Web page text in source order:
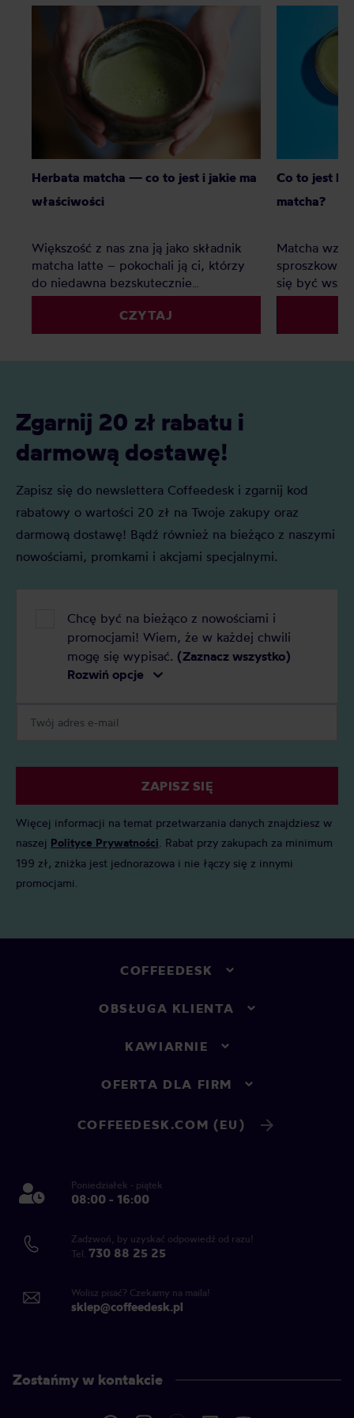
Herbata matcha — co to jest i jakie ma
właściwości
Większość z nas zna ją jako składnik
matcha latte – pokochali ją ci, którzy
do niedawna bezskutecznie
poszukiwali ciekawej alternatywy dla
mlecznych kaw. Matcha to jednak o
wiele więcej – jak prawdziwa
CZYTAJ
Co to jest
matcha?
Matcha
się być
specialty.
Zgarnij 20 zł rabatu i
darmową dostawę!
Zapisz się do newslettera Coffeedesk i zgarnij kod
rabatowy o wartości 20 zł na Twoje zakupy oraz
darmową dostawę! Bądź również na bieżąco z naszymi
nowościami, promkami i akcjami specjalnymi.
Chcę być na bieżąco z nowościami i
promocjami! Wiem, że w każdej chwili
mogę się wypisać. (Zaznacz wszystko)
Rozwiń opcje
ZAPISZ SIĘ
Więcej informacji na temat przetwarzania danych znajdziesz w
naszej Polityce Prywatności . Rabat przy zakupach za minimum
199 zł, zniżka jest jednorazowa i nie łączy się z innymi
promocjami.
COFFEEDESK
OBSŁUGA KLIENTA
KAWIARNIE
OFERTA DLA FIRM
COFFEEDESK.COM (EU)
Poniedziałek - piątek
08:00 - 16:00
Zadzwoń, by uzyskać odpowiedź od razu!
Tel. 730 88 25 25
Wolisz pisać? Czekamy na maila!
sklep@coffeedesk.pl
Zostańmy w kontakcie